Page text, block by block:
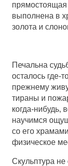
прямостоящая
выполнена в
золота и
Печальна
осталось где-
прежнему
тираны и
когда-нибудь,
научимся
со его
физическое
Скульптура не